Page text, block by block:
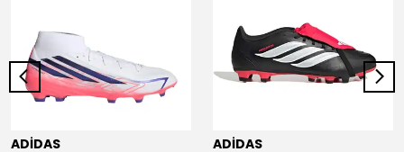
ADİDAS ADİDAS